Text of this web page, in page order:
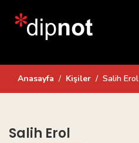
Anasayfa Kişiler Salih Erol
Salih Erol